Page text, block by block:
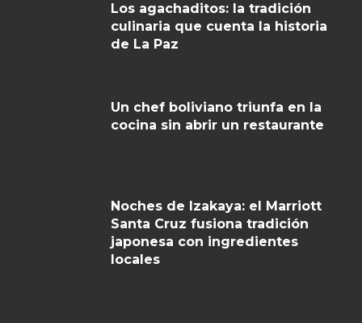
Los agachaditos: la tradición
culinaria que cuenta la historia
de La Paz
Un chef boliviano triunfa en la
cocina sin abrir un restaurante
Noches de Izakaya: el Marriott
Santa Cruz fusiona tradición
japonesa con ingredientes
locales